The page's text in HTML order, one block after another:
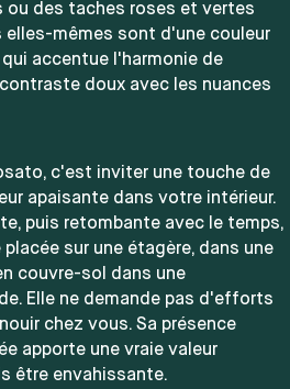
ou des taches roses et vertes
elles-mêmes sont d'une couleur
accentue l'harmonie de
doux avec les nuances
c'est inviter une touche de
apaisante dans votre intérieur.
puis retombante avec le temps,
placée sur une étagère, dans une
couvre-sol dans une
Elle ne demande pas d'efforts
chez vous. Sa présence
apporte une vraie valeur
être envahissante.